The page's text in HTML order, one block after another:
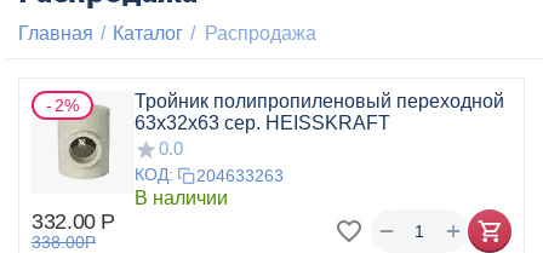
Главная / Каталог / Распродажа
2%
Тройник полипропиленовый переходной
63x32x63 сер. HEISSKRAFT
0.0
КОД: 204633263
В наличии
332.00 Р
338.00Р +
−